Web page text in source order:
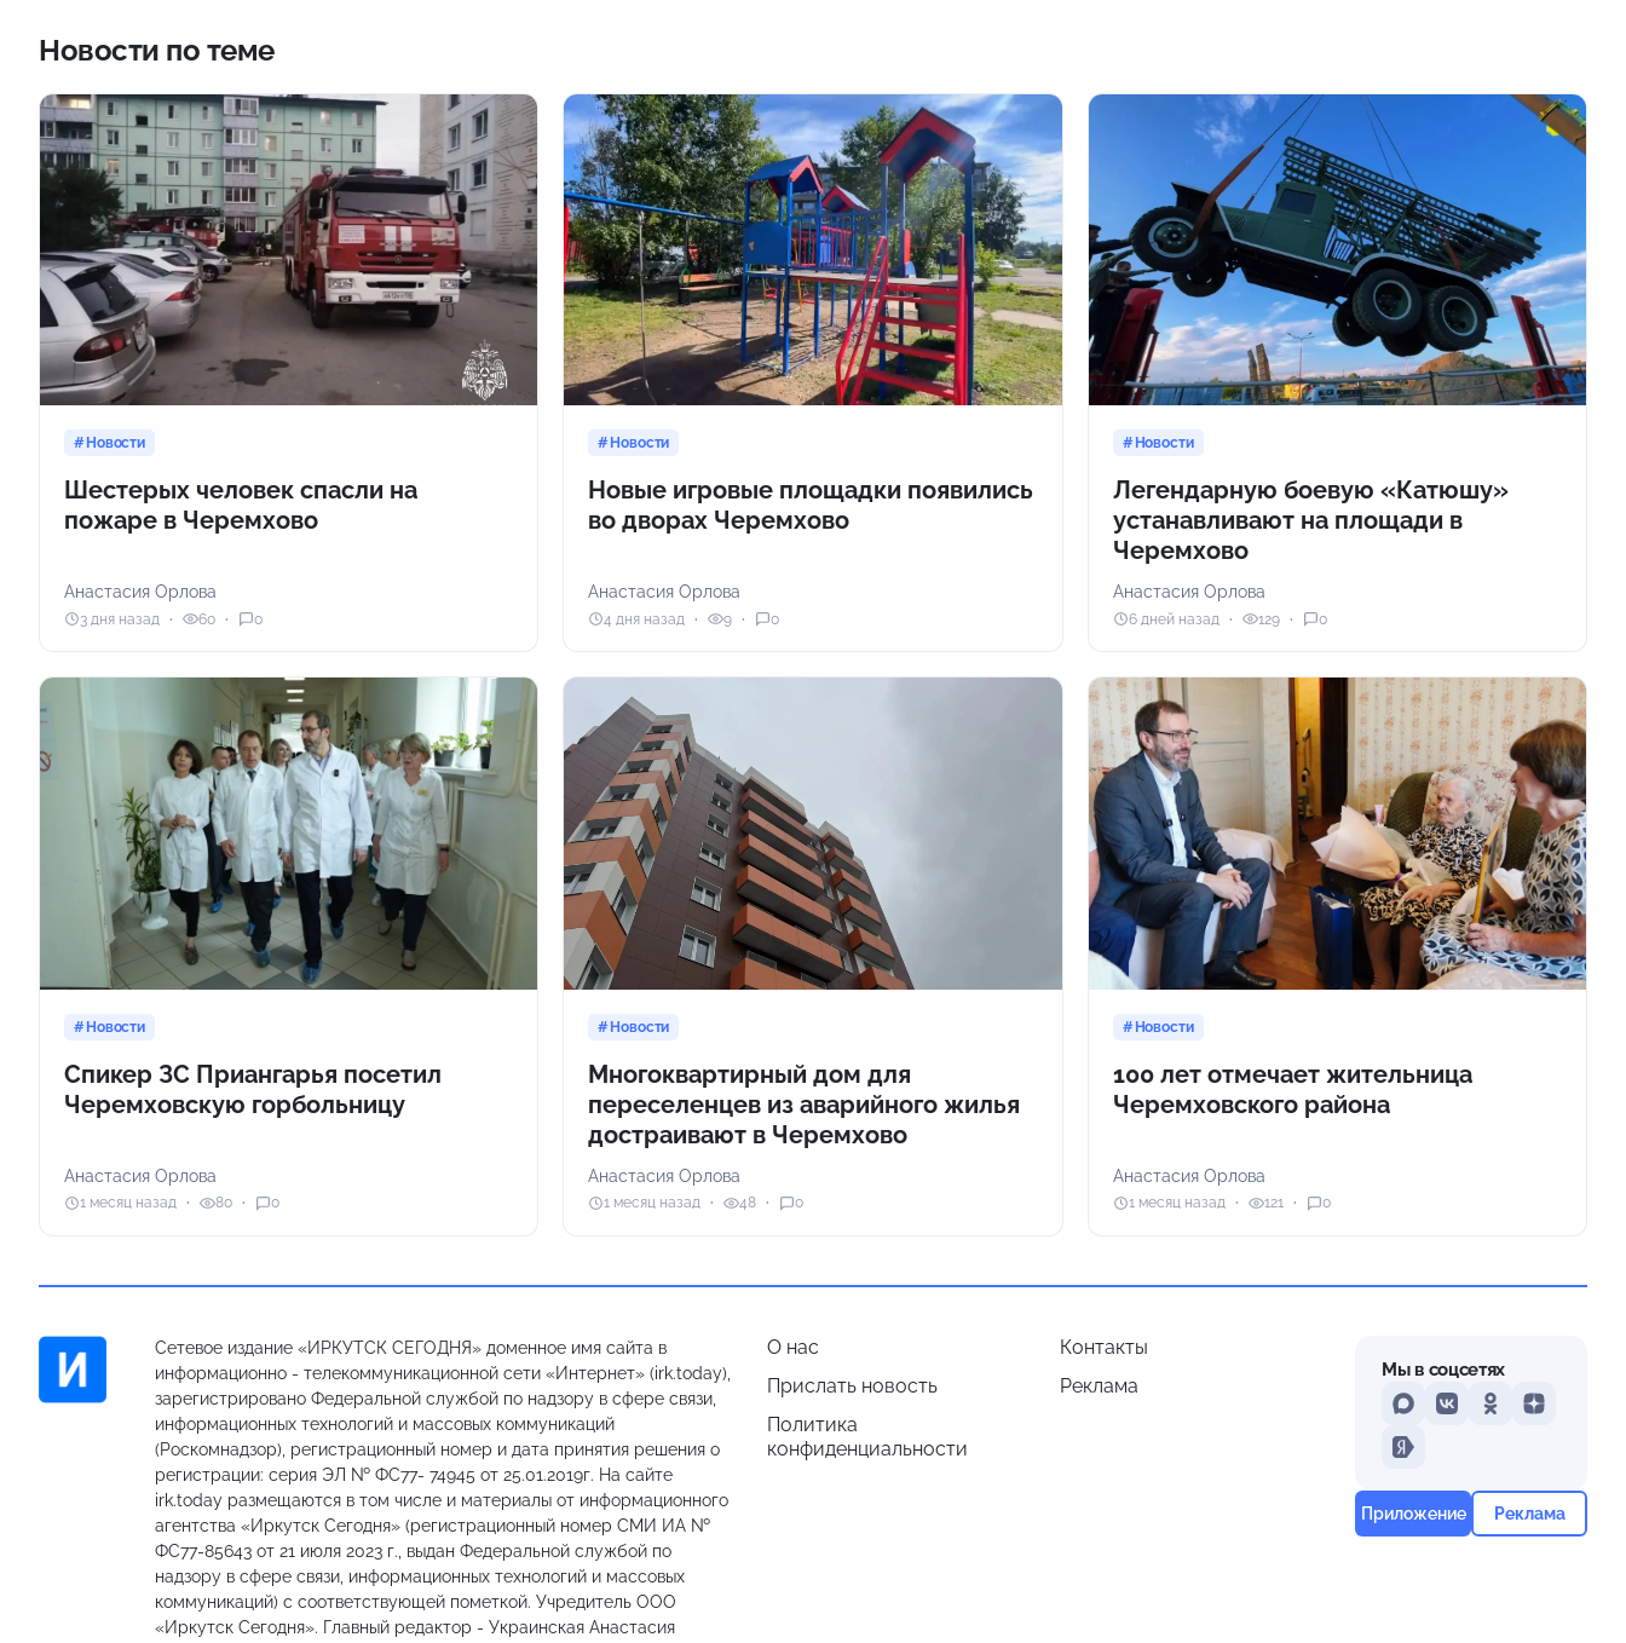
Новости по теме
Новости
Шестерых человек спасли на
пожаре в Черемхово
Анастасия Орлова
3 дня назад 60 0
Новости
Новые игровые площадки появились
во дворах Черемхово
Анастасия Орлова
4 дня назад 9 0
Новости
Легендарную боевую «Катюшу»
устанавливают на площади в
Черемхово
Анастасия Орлова
6 дней назад 129 0
Новости
Спикер ЗС Приангарья посетил
Черемховскую горбольницу
Анастасия Орлова
1 месяц назад 80 0
Новости
Многоквартирный дом для
переселенцев из аварийного жилья
достраивают в Черемхово
Анастасия Орлова
1 месяц назад 48 0
Новости
100 лет отмечает жительница
Черемховского района
Анастасия Орлова
1 месяц назад 121 0
Сетевое издание «ИРКУТСК СЕГОДНЯ» доменное имя сайта в
информационно - телекоммуникационной сети «Интернет» (irk.today),
зарегистрировано Федеральной службой по надзору в сфере связи,
информационных технологий и массовых коммуникаций
(Роскомнадзор), регистрационный номер и дата принятия решения о
регистрации: серия ЭЛ № ФС77- 74945 от 25.01.2019г. На сайте
irk.today размещаются в том числе и материалы от информационного
агентства «Иркутск Сегодня» (регистрационный номер СМИ ИА №
ФС77-85643 от 21 июля 2023 г., выдан Федеральной службой по
надзору в сфере связи, информационных технологий и массовых
коммуникаций) с соответствующей пометкой. Учредитель ООО
«Иркутск Сегодня». Главный редактор - Украинская Анастасия
О нас
Контакты
Прислать новость
Реклама
Политика
конфиденциальности
Мы в соцсетях
MAXVKontakteOdnoklassniki
Dzen
Yandex
Приложение Реклама